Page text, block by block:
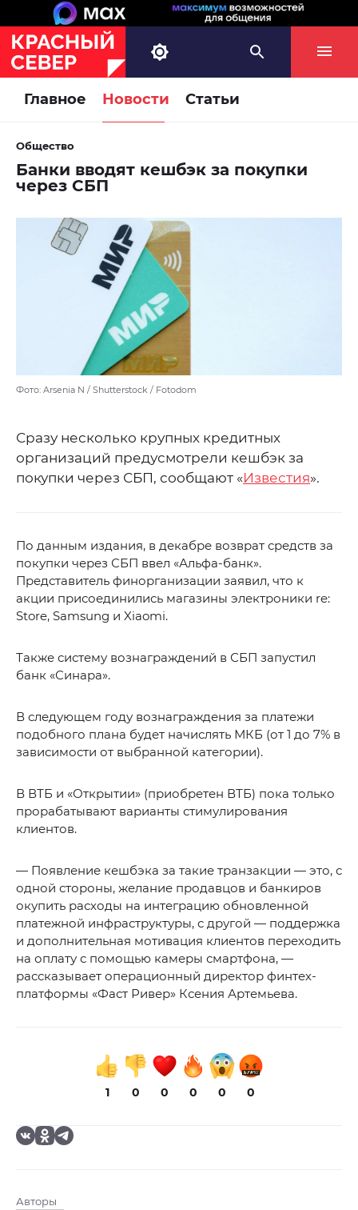
Главное Новости Статьи
Общество
Банки вводят кешбэк за покупки
через СБП
Фото: Arsenia N / Shutterstock / Fotodom
Сразу несколько крупных кредитных
организаций предусмотрели кешбэк за
покупки через СБП, сообщают «Известия».
По данным издания, в декабре возврат средств за
покупки через СБП ввел «Альфа-банк».
Представитель финорганизации заявил, что к
акции присоединились магазины электроники re:
Store, Samsung и Xiaomi.
Также систему вознаграждений в СБП запустил
банк «Синара».
В следующем году вознаграждения за платежи
подобного плана будет начислять МКБ (от 1 до 7% в
зависимости от выбранной категории).
В ВТБ и «Открытии» (приобретен ВТБ) пока только
прорабатывают варианты стимулирования
клиентов.
— Появление кешбэка за такие транзакции — это, с
одной стороны, желание продавцов и банкиров
окупить расходы на интеграцию обновленной
платежной инфраструктуры, с другой — поддержка
и дополнительная мотивация клиентов переходить
на оплату с помощью камеры смартфона, —
рассказывает операционный директор финтех-
платформы «Фаст Ривер» Ксения Артемьева.
1 0 0 0 0 0
Авторы